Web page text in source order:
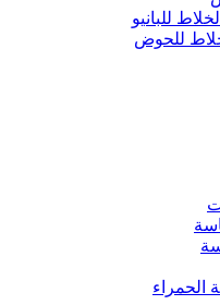
للبانيو
للحوض
الحمراء